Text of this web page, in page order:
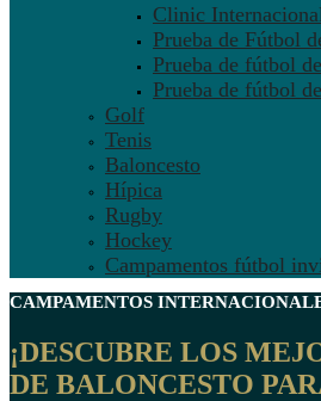
Clinic
Prueba de Fútbol
Prueba de fútbol
Prueba de fútbol
Golf
Tenis
Baloncesto
Hípica
Rugby
Hockey
Campamentos fútbol
CAMPAMENTOS
¡DESCUBRE LOS
DE BALONCESTO